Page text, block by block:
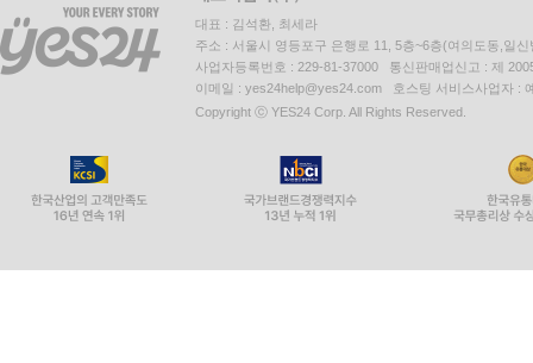
대표 : 김석환, 최세라
주소 : 서울시 영등포구 은행로 11, 5층~6층(여의도동,일신
사업자등록번호 : 229-81-37000 통신판매업신고 : 제
이메일 : yes24help@yes24.com 호스팅 서비스사업자 :
Copyright ⓒ YES24 Corp. All Rights Reserved.